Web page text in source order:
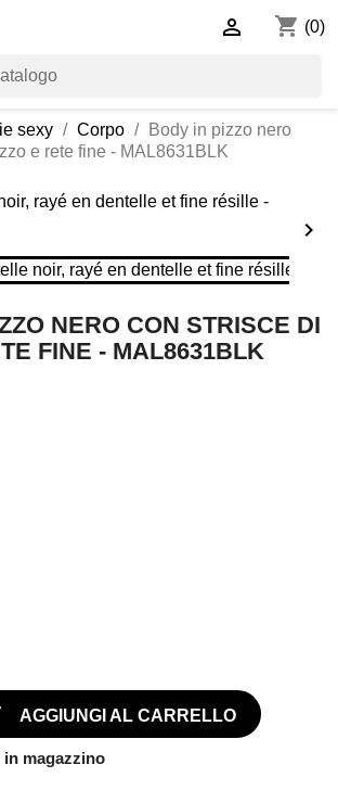
shopping_cart (0)

sexy Corpo
Body in pizzo nero
e rete fine - MAL8631BLK

NERO CON STRISCE DI
FINE - MAL8631BLK
AGGIUNGI AL CARRELLO
magazzino